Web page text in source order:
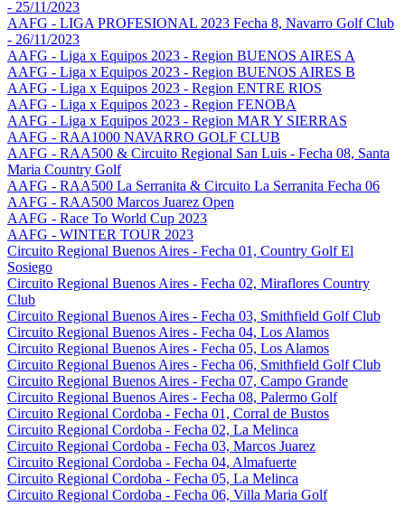
- 25/11/2023
AAFG - LIGA PROFESIONAL 2023 Fecha 8, Navarro Golf Club
- 26/11/2023
AAFG - Liga x Equipos 2023 - Region BUENOS AIRES A
AAFG - Liga x Equipos 2023 - Region BUENOS AIRES B
AAFG - Liga x Equipos 2023 - Region ENTRE RIOS
AAFG - Liga x Equipos 2023 - Region FENOBA
AAFG - Liga x Equipos 2023 - Region MAR Y SIERRAS
AAFG - RAA1000 NAVARRO GOLF CLUB
AAFG - RAA500 & Circuito Regional San Luis - Fecha 08, Santa
Maria Country Golf
AAFG - RAA500 La Serranita & Circuito La Serranita Fecha 06
AAFG - RAA500 Marcos Juarez Open
AAFG - Race To World Cup 2023
AAFG - WINTER TOUR 2023
Circuito Regional Buenos Aires - Fecha 01, Country Golf El
Sosiego
Circuito Regional Buenos Aires - Fecha 02, Miraflores Country
Club
Circuito Regional Buenos Aires - Fecha 03, Smithfield Golf Club
Circuito Regional Buenos Aires - Fecha 04, Los Alamos
Circuito Regional Buenos Aires - Fecha 05, Los Alamos
Circuito Regional Buenos Aires - Fecha 06, Smithfield Golf Club
Circuito Regional Buenos Aires - Fecha 07, Campo Grande
Circuito Regional Buenos Aires - Fecha 08, Palermo Golf
Circuito Regional Cordoba - Fecha 01, Corral de Bustos
Circuito Regional Cordoba - Fecha 02, La Melinca
Circuito Regional Cordoba - Fecha 03, Marcos Juarez
Circuito Regional Cordoba - Fecha 04, Almafuerte
Circuito Regional Cordoba - Fecha 05, La Melinca
Circuito Regional Cordoba - Fecha 06, Villa Maria Golf